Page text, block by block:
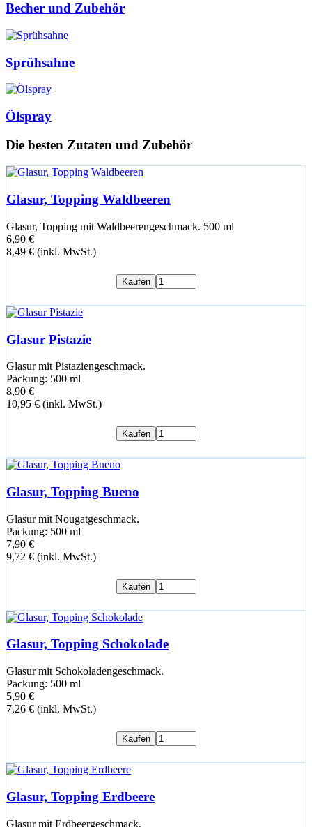
Becher und Zubehör
Sprühsahne
Ölspray
Die besten Zutaten und Zubehör
Glasur, Topping Waldbeeren
Glasur, Topping mit Waldbeerengeschmack. 500 ml
6,90 €
8,49 € (inkl. MwSt.)
Kaufen
Glasur Pistazie
Glasur mit Pistaziengeschmack.
Packung: 500 ml
8,90 €
10,95 € (inkl. MwSt.)
Kaufen
Glasur, Topping Bueno
Glasur mit Nougatgeschmack.
Packung: 500 ml
7,90 €
9,72 € (inkl. MwSt.)
Kaufen
Glasur, Topping Schokolade
Glasur mit Schokoladengeschmack.
Packung: 500 ml
5,90 €
7,26 € (inkl. MwSt.)
Kaufen
Glasur, Topping Erdbeere
Glasur mit Erdbeergeschmack.